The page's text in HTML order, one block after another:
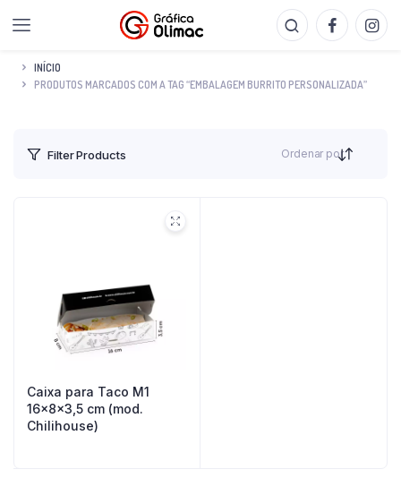
INÍCIO
PRODUTOS MARCADOS COM A TAG “EMBALAGEM BURRITO PERSONALIZADA”
Filter Products Ordenar por
Caixa para Taco M1
16x8x3,5 cm (mod.
Chilihouse)